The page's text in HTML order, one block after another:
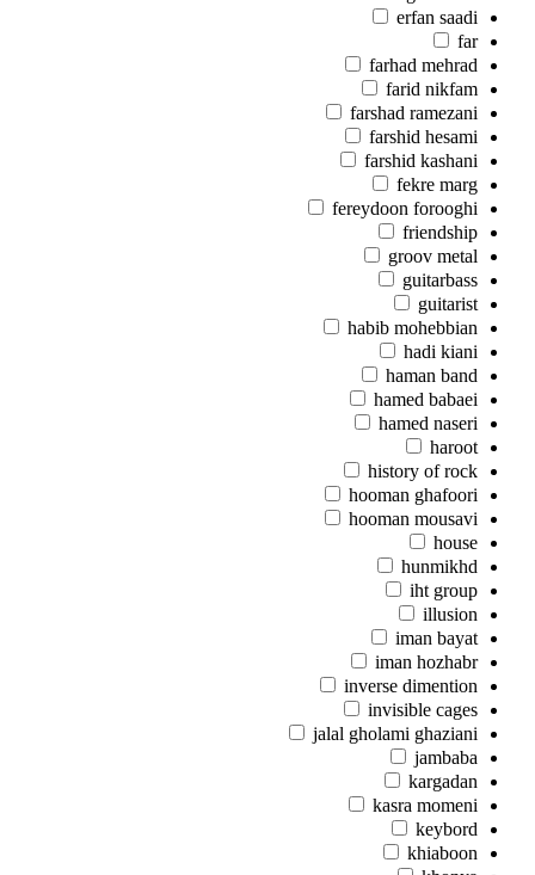
erfan saadi
far
farhad mehrad
farid nikfam
farshad ramezani
farshid hesami
farshid kashani
fekre marg
fereydoon forooghi
friendship
groov metal
guitarbass
guitarist
habib mohebbian
hadi kiani
haman band
hamed babaei
hamed naseri
haroot
history of rock
hooman ghafoori
hooman mousavi
house
hunmikhd
iht group
illusion
iman bayat
iman hozhabr
inverse dimention
invisible cages
jalal gholami ghaziani
jambaba
kargadan
kasra momeni
keybord
khiaboon